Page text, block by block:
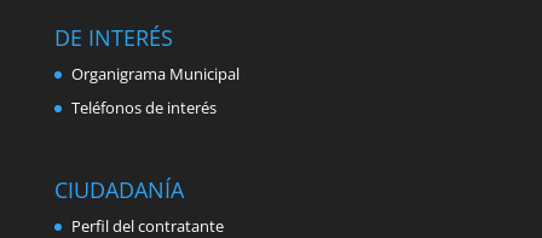
DE INTERÉS
Organigrama Municipal
Teléfonos de interés
CIUDADANÍA
Perfil del contratante